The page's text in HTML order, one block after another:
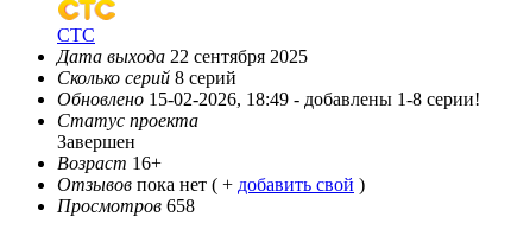
СТС
Дата выхода 22 сентября 2025
Сколько серий 8 серий
Обновлено 15-02-2026, 18:49 - добавлены 1-8 серии!
Статус проекта
Завершен
Возраст 16+
Отзывов пока нет ( + добавить свой )
Просмотров 658